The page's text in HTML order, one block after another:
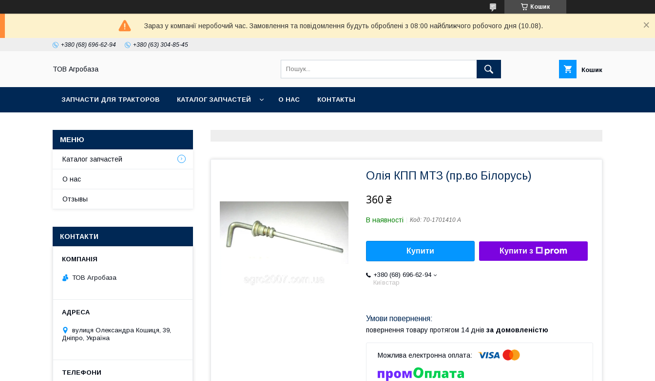
Кошик
Зараз у компанії неробочий час. Замовлення та повідомлення будуть оброблені з 08:00 найближчого робочого дня (10.08).
+380 (68) 696-62-94 +380 (63) 304-85-45
ТОВ Агробаза Кошик
ЗАПЧАСТИ ДЛЯ ТРАКТОРОВ КАТАЛОГ ЗАПЧАСТЕЙ О НАС КОНТАКТЫ
Олія КПП МТЗ (пр.во Білорусь)
360 ₴
В наявності Код: 70-1701410 А
Купити Купити з
+380 (68) 696-62-94
Київстар
повернення товару протягом 14 днів за домовленістю
Каталог запчастей
О нас
Отзывы
КОНТАКТИ
ТОВ Агробаза
вулиця Олександра Кошиця, 39,
Дніпро, Україна